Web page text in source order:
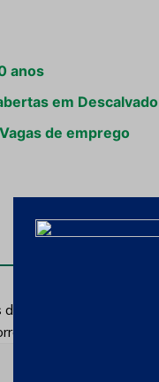
anos
em Descalvado
de emprego